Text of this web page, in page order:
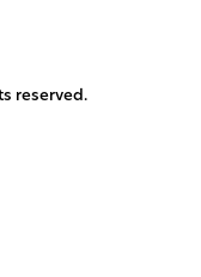
reserved.